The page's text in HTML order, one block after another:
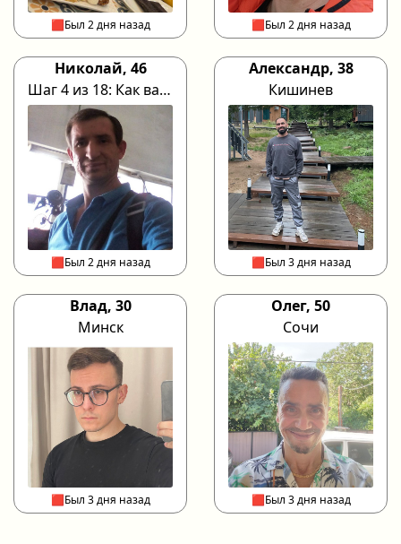
🟥Был 2 дня назад 🟥Был 2 дня назад
Николай, 46
Шаг 4 из 18: Как вас зовут?
🟥Был 2 дня назад
Александр, 38
Кишинев
🟥Был 3 дня назад
Влад, 30
Минск
🟥Был 3 дня назад
Олег, 50
Сочи
🟥Был 3 дня назад